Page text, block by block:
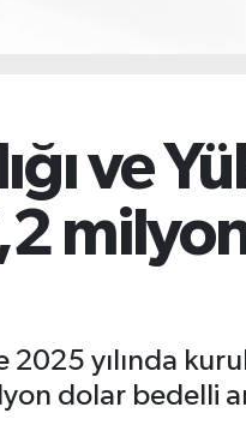
ve
2025 yılında
dolar bedelli